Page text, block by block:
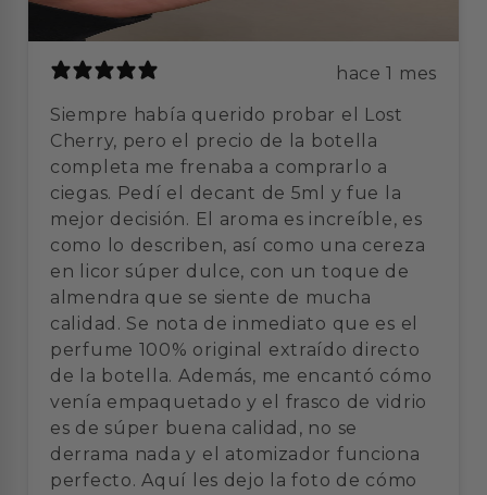
hace 1 mes
Siempre había querido probar el Lost
Cherry, pero el precio de la botella
completa me frenaba a comprarlo a
ciegas. Pedí el decant de 5ml y fue la
mejor decisión. El aroma es increíble, es
como lo describen, así como una cereza
en licor súper dulce, con un toque de
almendra que se siente de mucha
calidad. Se nota de inmediato que es el
perfume 100% original extraído directo
de la botella. Además, me encantó cómo
venía empaquetado y el frasco de vidrio
es de súper buena calidad, no se
derrama nada y el atomizador funciona
perfecto. Aquí les dejo la foto de cómo